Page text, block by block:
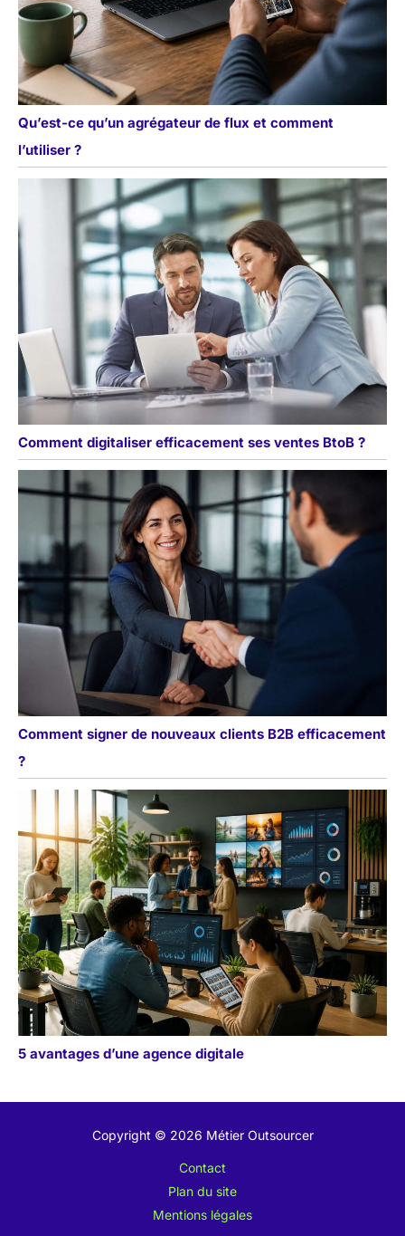
Qu’est-ce qu’un agrégateur de flux et comment
l’utiliser ?
Comment digitaliser efficacement ses ventes BtoB ?
Comment signer de nouveaux clients B2B efficacement
?
5 avantages d’une agence digitale
Copyright © 2026 Métier Outsourcer
Contact
Plan du site
Mentions légales